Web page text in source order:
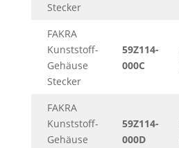
Stecker
FAKRA
Kunststoff-
Gehäuse
Stecker
59Z114-
000C
FAKRA
Kunststoff-
Gehäuse
59Z114-
000D